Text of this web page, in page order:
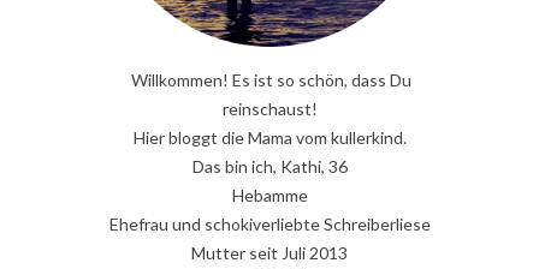
Willkommen! Es ist so schön, dass Du
reinschaust!
Hier bloggt die Mama vom kullerkind.
Das bin ich, Kathi, 36
Hebamme
Ehefrau und schokiverliebte Schreiberliese
Mutter seit Juli 2013